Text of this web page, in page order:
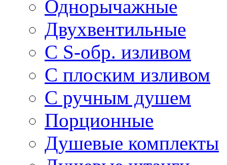
Однорычажные
Двухвентильные
С S-обр. изливом
С плоским изливом
С ручным душем
Порционные
Душевые комплекты